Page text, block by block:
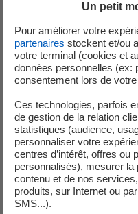
solutions innovantes :
50kW de
Un système de
Socomec,
économique et
Un véhicule
chargeur V2G
Une charge
la consommation
Un système de
EDF permettant
Un petit
Pour améliorer votre
partenaires stockent et/ou
votre terminal (cookies et
données personnelles (ex:
consentement lors de
Ces technologies, parfois
de gestion de la relation
statistiques (audience,
personnaliser votre
centres d’intérêt, offres ou
personnalisés), mesurer
contenu et de nos
produits, sur Internet ou
SMS...).